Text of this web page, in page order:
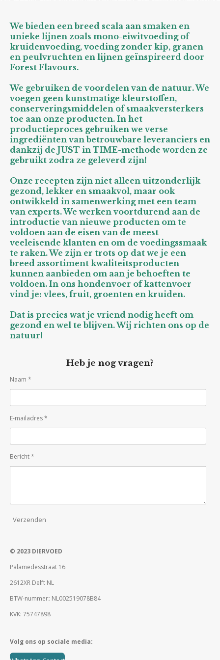
We bieden een breed scala aan smaken en
unieke lijnen zoals mono-eiwitvoeding of
kruidenvoeding, voeding zonder kip, granen
en peulvruchten en lijnen geïnspireerd door
Forest Flavours.
We gebruiken de voordelen van de natuur. We
voegen geen kunstmatige kleurstoffen,
conserveringsmiddelen of smaakversterkers
toe aan onze producten. In het
productieproces gebruiken we verse
ingrediënten van betrouwbare leveranciers en
dankzij de JUST in TIME-methode worden ze
gebruikt zodra ze geleverd zijn!
Onze recepten zijn niet alleen uitzonderlijk
gezond, lekker en smaakvol, maar ook
ontwikkeld in samenwerking met een team
van experts. We werken voortdurend aan de
introductie van nieuwe producten om te
voldoen aan de eisen van de meest
veeleisende klanten en om de voedingssmaak
te raken. We zijn er trots op dat we je een
breed assortiment kwaliteitsproducten
kunnen aanbieden om aan je behoeften te
voldoen. In ons hondenvoer of kattenvoer
vind je: vlees, fruit, groenten en kruiden.
Dat is precies wat je vriend nodig heeft om
gezond en wel te blijven. Wij richten ons op de
natuur!
Heb je nog vragen?
Naam *
E-mailadres *
Bericht *
Verzenden
© 2023 DIERVOED
Palamedesstraat 16
2612XR Delft NL
BTW-nummer: NL002519078B84
KVK: 75747898
Volg ons op sociale media: